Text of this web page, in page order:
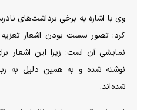
وی با اشاره به برخی برداشت‌های
کرد: تصور سست بودن اشعار تعزیه
نمایشی آن است؛ زیرا این اشعار
نوشته شده و به همین دلیل به
شده‌اند.